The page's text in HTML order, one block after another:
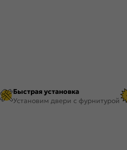
Быстрая установка
Установим двери с фурнитурой